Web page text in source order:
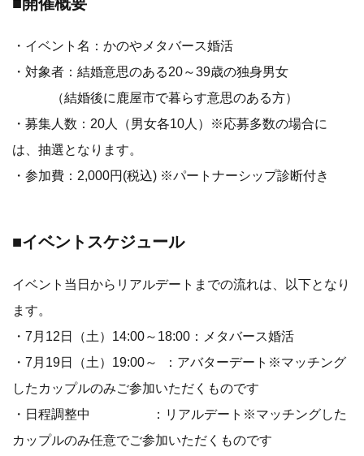
・イベント名：かのやメタバース婚活
・対象者：結婚意思のある20～39歳の独身男女
（結婚後に鹿屋市で暮らす意思のある方）
・募集人数：20人（男女各10人）※応募多数の場合に
は、抽選となります。
・参加費：2,000円(税込) ※パートナーシップ診断付き
■イベントスケジュール
イベント当日からリアルデートまでの流れは、以下となり
ます。
・7月12日（土）14:00～18:00：メタバース婚活
・7月19日（土）19:00～ ：アバターデート※マッチング
したカップルのみご参加いただくものです
・日程調整中 ：リアルデート※マッチングした
カップルのみ任意でご参加いただくものです